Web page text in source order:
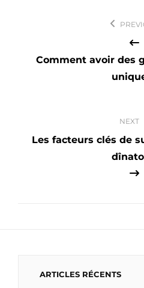
l’article
Comment avoir des
NEXT
Les facteurs clés de
ARTICLES RÉCENTS